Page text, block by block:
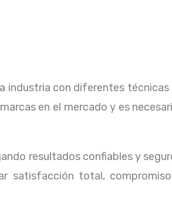
industria con diferentes técnicas
en el mercado y es
resultados confiables y
satisfacción total,